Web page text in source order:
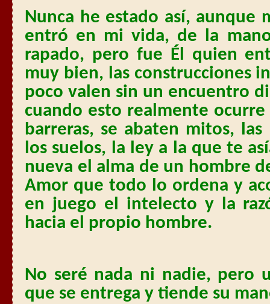
Nunca he estado así, aunque
entró en mi vida, de la
rapado, pero fue Él quien
muy bien, las construcciones
poco valen sin un encuentro
cuando esto realmente
barreras, se abaten mitos, las
los suelos, la ley a la que te
nueva el alma de un hombre
Amor que todo lo ordena y
en juego el intelecto y la
hacia el propio hombre.
No seré nada ni nadie, pero
que se entrega y tiende su